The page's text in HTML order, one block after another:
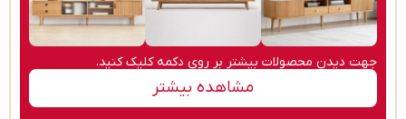
جهت دیدن محصولات بیشتر بر روی دکمه کلیک کنید.
مشاهده بیشتر